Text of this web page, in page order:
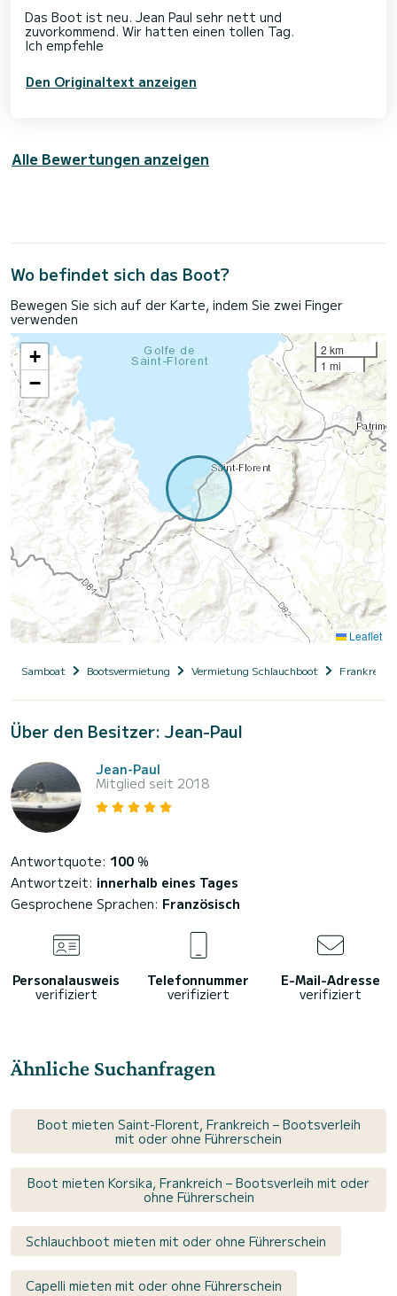
Das Boot ist neu. Jean Paul sehr nett und
zuvorkommend. Wir hatten einen tollen Tag.
Den Originaltext anzeigen
Alle Bewertungen anzeigen
Wo befindet sich das Boot?
Bewegen Sie sich auf der Karte, indem Sie zwei Finger
verwenden
+
−
2 km
1 mi
Leaflet
Samboat Bootsvermietung Vermietung Schlauchboot Frankreich
Über den Besitzer: Jean-Paul
Jean-Paul
Mitglied seit 2018
Antwortquote: 100 %
Antwortzeit: innerhalb eines Tages
Gesprochene Sprachen: Französisch
Personalausweis
verifiziert
Telefonnummer
verifiziert
E-Mail-Adresse
verifiziert
Ähnliche Suchanfragen
Boot mieten Saint-Florent, Frankreich – Bootsverleih
mit oder ohne Führerschein
Boot mieten Korsika, Frankreich – Bootsverleih mit oder
ohne Führerschein
Schlauchboot mieten mit oder ohne Führerschein
Capelli mieten mit oder ohne Führerschein